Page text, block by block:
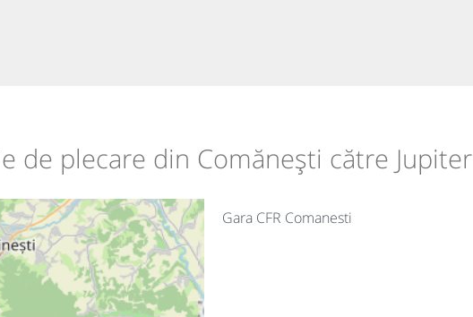
de plecare din Comănești către Jupiter
Gara CFR Comanesti